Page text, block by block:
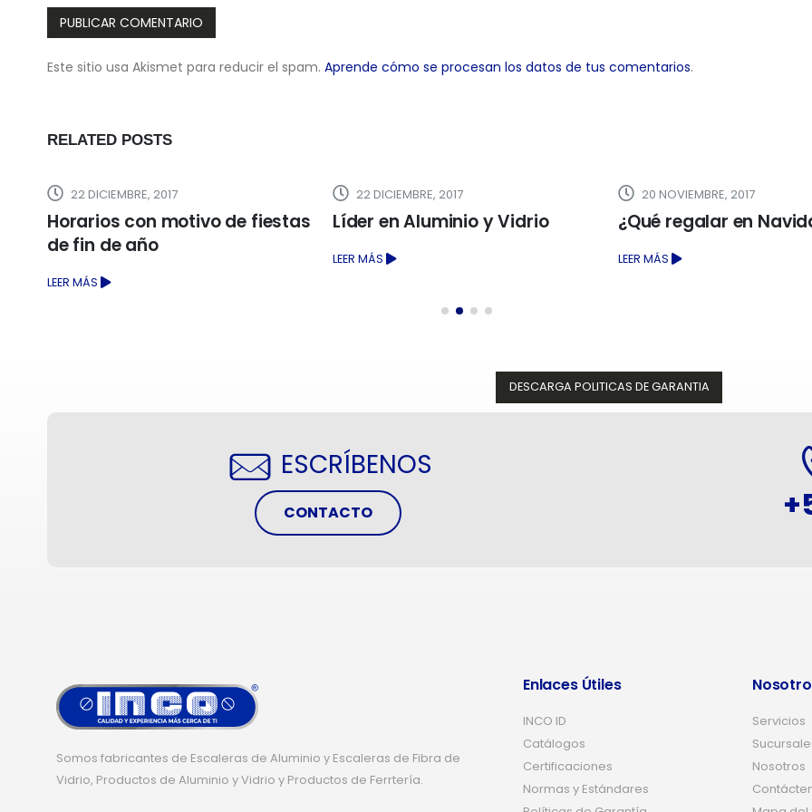
Este sitio usa Akismet para reducir el spam. Aprende cómo se procesan los datos de tus comentarios.
RELATED POSTS
22 DICIEMBRE, 2017
Horarios con motivo de fiestas
de fin de año
LEER MÁS
22 DICIEMBRE, 2017
Líder en Aluminio y Vidrio
LEER MÁS
20 NOVIEMBRE, 2017
¿Qué regalar en
LEER MÁS
DESCARGA POLITICAS DE GARANTIA
ESCRÍBENOS
CONTACTO
Somos fabricantes de Escaleras de Aluminio y Escaleras de Fibra de
Vidrio, Productos de Aluminio y Vidrio y Productos de Ferrtería.
Enlaces Útiles
INCO ID
Catálogos
Certificaciones
Normas y Estándares
Servicios
Nosotros